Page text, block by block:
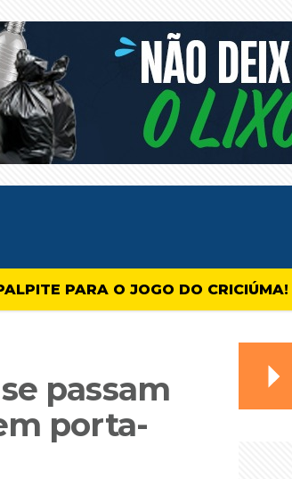
PARA O JOGO DO CRICIÚMA!
passam
porta-